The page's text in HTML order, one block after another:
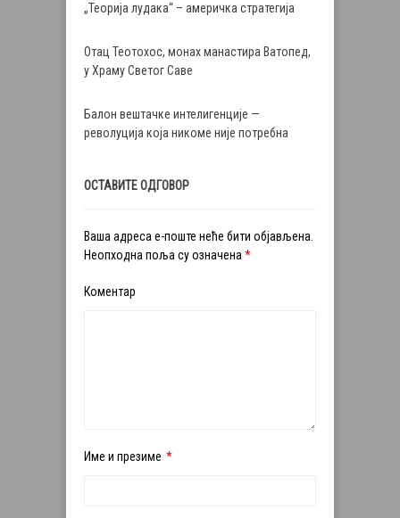
„Теорија лудака“ – америчка стратегија
Отац Теотохос, монах манастира Ватопед,
у Храму Светог Саве
Балон вештачке интелигенције —
револуција која никоме није потребна
ОСТАВИТЕ ОДГОВОР
Ваша адреса е-поште неће бити објављена.
Неопходна поља су означена*
Коментар
Име и презиме *